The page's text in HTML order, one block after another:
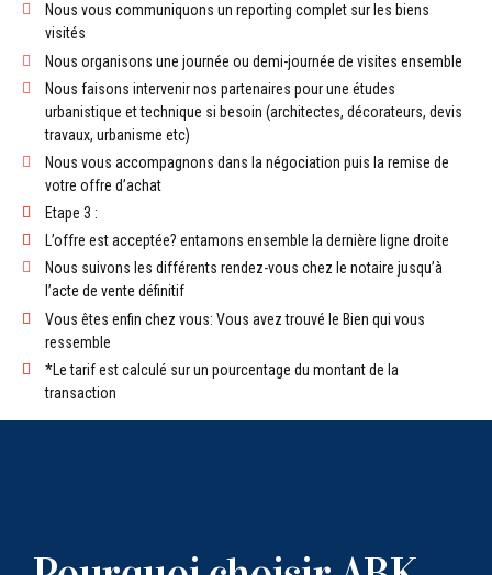
Nous vous communiquons un reporting complet sur les biens
visités
Nous organisons une journée ou demi-journée de visites ensemble
Nous faisons intervenir nos partenaires pour une études
urbanistique et technique si besoin (architectes, décorateurs, devis
travaux, urbanisme etc)
Nous vous accompagnons dans la négociation puis la remise de
votre offre d’achat
Etape 3 :
L’offre est acceptée? entamons ensemble la dernière ligne droite
Nous suivons les différents rendez-vous chez le notaire jusqu’à
l’acte de vente définitif
Vous êtes enfin chez vous: Vous avez trouvé le Bien qui vous
ressemble
*Le tarif est calculé sur un pourcentage du montant de la
transaction